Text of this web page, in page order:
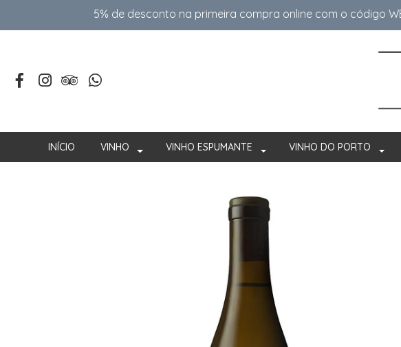
5% de desconto na primeira compra online com o código
INÍCIO VINHO VINHO ESPUMANTE VINHO DO PORTO